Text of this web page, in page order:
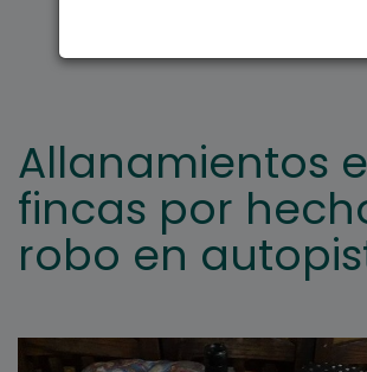
Allanamientos
fincas por
robo en